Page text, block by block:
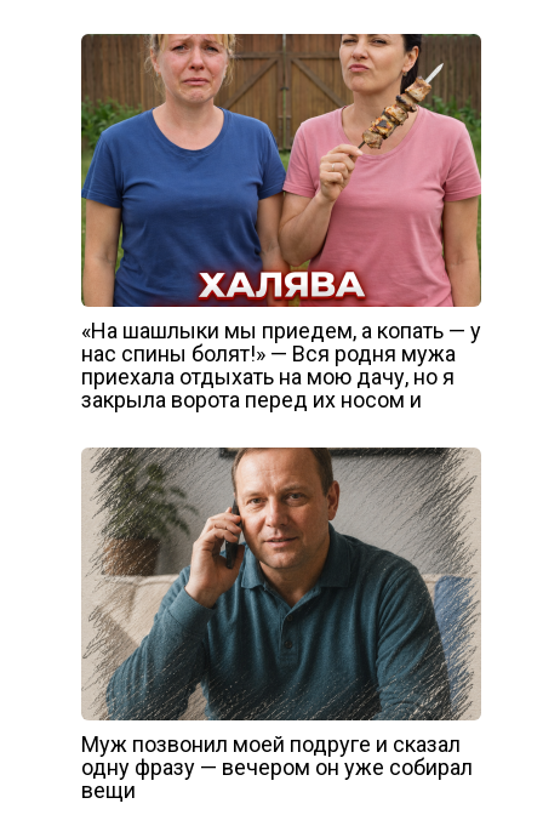
«На шашлыки мы приедем, а копать — у
нас спины болят!» — Вся родня мужа
приехала отдыхать на мою дачу, но я
закрыла ворота перед их носом и
Муж позвонил моей подруге и сказал
одну фразу — вечером он уже собирал
вещи